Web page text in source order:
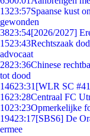
1323:57Spaanse kust
gewonden
3823:54[2026/2027]
1523:43Rechtszaak
advocaat
2823:36Chinese
tot dood
14623:31 [WLR SC
1623:28Centraal FC
1023:23Opmerkelijke
19423:17[SBS6] De
ermee